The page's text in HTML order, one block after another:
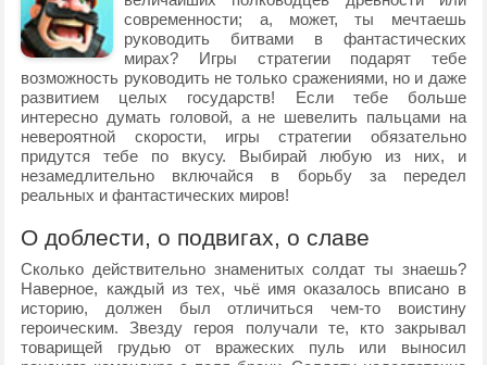
современности; а, может, ты мечтаешь
руководить битвами в фантастических
мирах? Игры стратегии подарят тебе
возможность руководить не только сражениями, но и даже
развитием целых государств! Если тебе больше
интересно думать головой, а не шевелить пальцами на
невероятной скорости, игры стратегии обязательно
придутся тебе по вкусу. Выбирай любую из них, и
незамедлительно включайся в борьбу за передел
реальных и фантастических миров!
О доблести, о подвигах, о славе
Сколько действительно знаменитых солдат ты знаешь?
Наверное, каждый из тех, чьё имя оказалось вписано в
историю, должен был отличиться чем-то воистину
героическим. Звезду героя получали те, кто закрывал
товарищей грудью от вражеских пуль или выносил